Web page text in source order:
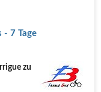
- 7 Tage
zu